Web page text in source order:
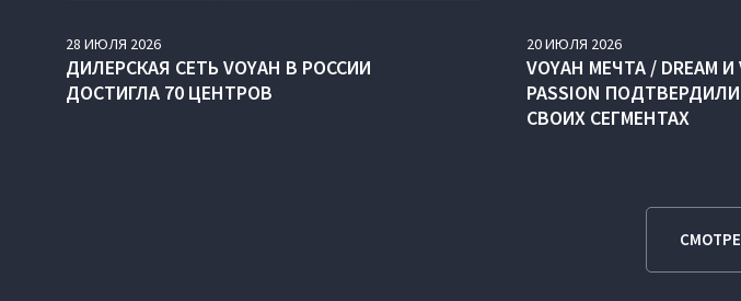
28 ИЮЛЯ 2026
ДИЛЕРСКАЯ СЕТЬ VOYAH В РОССИИ
ДОСТИГЛА 70 ЦЕНТРОВ
20ИЮЛЯ 2026
VOYAH МЕЧТА / DREAM
PASSION
СВОИХ СЕГМЕНТАХ